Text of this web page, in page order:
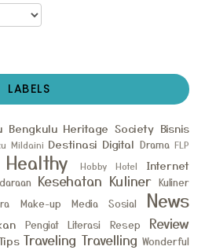
LABELS
Bengkulu Heritage Society Bisnis
Mildaini Destinasi Digital Drama FLP
Healthy Hobby Hotel
Internet
Kesehatan Kuliner Kuliner
Make-up Media Sosial
News
Pengiat Literasi Resep
Review
Traveling Travelling Wonderful